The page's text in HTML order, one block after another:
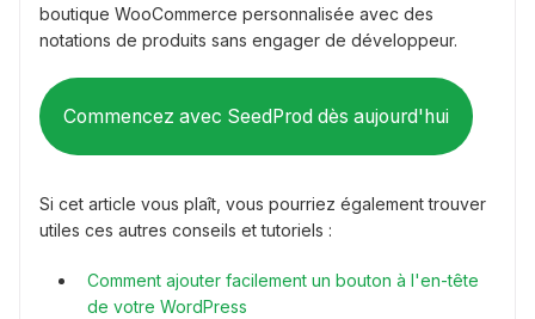
boutique WooCommerce personnalisée avec des
notations de produits sans engager de développeur.
Commencez avec SeedProd dès aujourd'hui
Si cet article vous plaît, vous pourriez également trouver
utiles ces autres conseils et tutoriels :
Comment ajouter facilement un bouton à l'en-tête
de votre WordPress